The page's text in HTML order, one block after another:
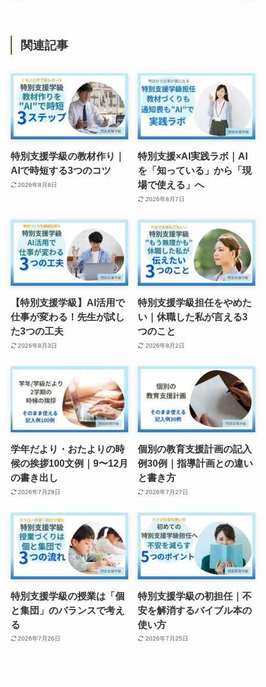
関連記事
特別支援学級の教材作り｜
AIで時短する3つのコツ
2026年8月8日
特別支援×AI実践ラボ｜AI
を「知っている」から「現
場で使える」へ
2026年8月7日
【特別支援学級】AI活用で
仕事が変わる！先生が試し
た3つの工夫
2026年8月3日
特別支援学級担任をやめた
い｜休職した私が言える3
つのこと
2026年8月2日
学年だより・おたよりの時
候の挨拶100文例｜9〜12月
の書き出し
2026年7月28日
個別の教育支援計画の記入
例30例｜指導計画との違い
と書き方
2026年7月27日
特別支援学級の授業は「個
と集団」のバランスで考え
る
2026年7月26日
特別支援学級の初担任｜不
安を解消するバイブル本の
使い方
2026年7月25日